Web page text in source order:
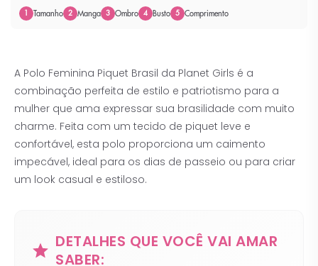
1
Tamanho 2 Manga 3 Ombro 4 Busto 5 Comprimento
A Polo Feminina Piquet Brasil da Planet Girls é a
combinação perfeita de estilo e patriotismo para a
mulher que ama expressar sua brasilidade com muito
charme. Feita com um tecido de piquet leve e
confortável, esta polo proporciona um caimento
impecável, ideal para os dias de passeio ou para criar
um look casual e estiloso.
DETALHES QUE VOCÊ VAI AMAR
SABER: